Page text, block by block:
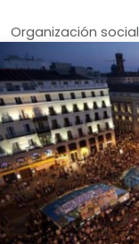
Organización social